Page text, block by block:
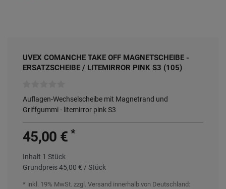
UVEX COMANCHE TAKE OFF MAGNETSCHEIBE -
ERSATZSCHEIBE / LITEMIRROR PINK S3 (105)
Auflagen-Wechselscheibe mit Magnetrand und
Griffgummi - litemirror pink S3
45,00 €*
Inhalt 1 Stück
Grundpreis45,00 € / Stück
* inkl. 19% MwSt. zzgl. Versand innerhalb von Deutschland: